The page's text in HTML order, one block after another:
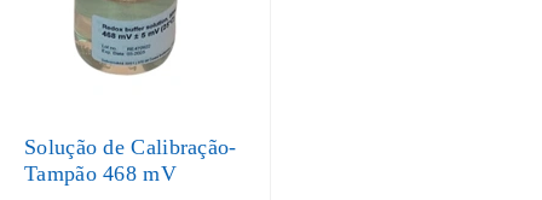
Solução de Calibração-
Tampão 468 mV